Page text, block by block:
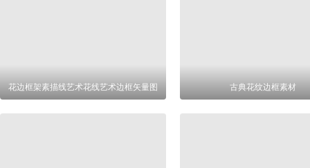
花边框架素描线艺术花线艺术边框矢量图 古典花纹边框素材